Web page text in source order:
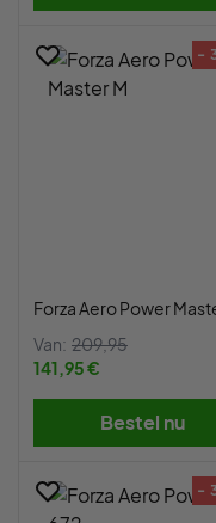
-
Forza Aero Power
Van: 209,95
141,95 €
Bestel nu
-